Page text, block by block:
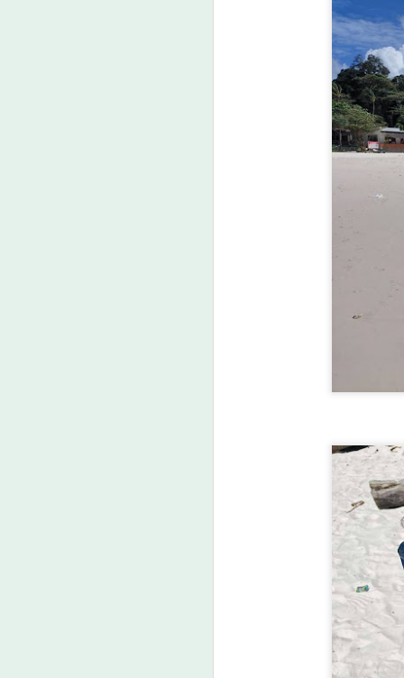
ศน. ร่วมกับสำนักงาน
วัฒนธรรมจังหวัด 14
“มหกรรมสีสันแห่ง
ศรัทธา พัฒนาชุมชน
ชุมชนคุณธรรมพลังบวร” สืบสาน
วันที่ 7 สิงหาคม 2569 เวลา 19.00
สำนักงานวัฒนธรรมจังหวัด 14
“มหกรรมสีสันแห่งศรัทธา พัฒนา
ชุมชนคุณธรรมพลังบวร ภาคกใต้”
ภายใต้โครงการพลังบวรในมิติ
ศาสนา ประจำปีงบประมาณ พ.ศ.
มู
ดั
เ
ลั
ก
ก